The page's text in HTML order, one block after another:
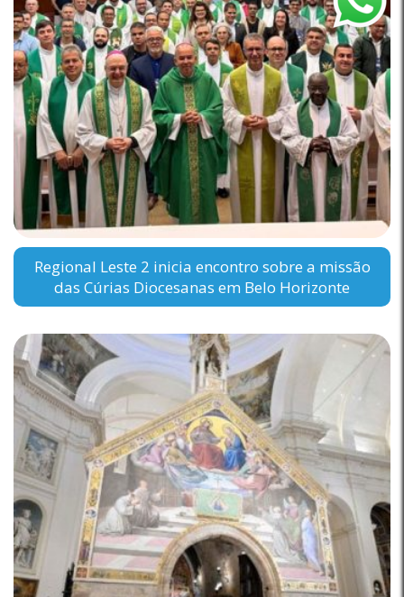
Regional Leste 2 inicia encontro sobre a missão
das Cúrias Diocesanas em Belo Horizonte